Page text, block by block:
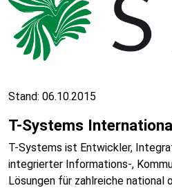
Stand: 06.10.2015
T-Systems
T-Systems ist Entwickler,
integrierter Informations-,
Lösungen für zahlreiche